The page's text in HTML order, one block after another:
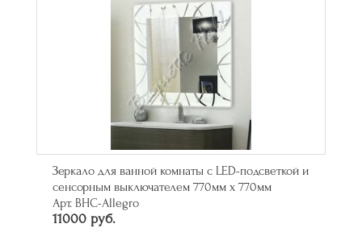
Зеркало для ванной комнаты с LED-подсветкой и
сенсорным выключателем 770мм х 770мм
Арт. BHC-Allegro
11000 руб.